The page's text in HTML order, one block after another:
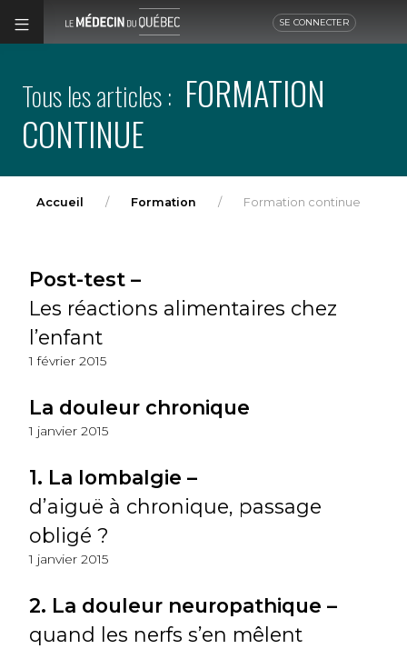
SE CONNECTER
Tous les articles : FORMATION
CONTINUE
Accueil Formation Formation continue
Post-test –
Les réactions alimentaires chez
l’enfant
1 février 2015
La douleur chronique
1 janvier 2015
1. La lombalgie –
d’aiguë à chronique, passage
obligé ?
1 janvier 2015
2. La douleur neuropathique –
quand les nerfs s’en mêlent